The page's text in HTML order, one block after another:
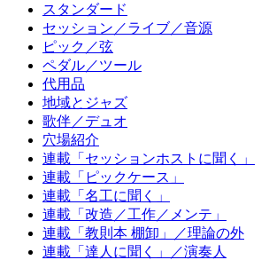
スタンダード
セッション／ライブ／音源
ピック／弦
ペダル／ツール
代用品
地域とジャズ
歌伴／デュオ
穴場紹介
連載「セッションホストに聞く」
連載「ピックケース」
連載「名工に聞く」
連載「改造／工作／メンテ」
連載「教則本 棚卸」／理論の外
連載「達人に聞く」／演奏人